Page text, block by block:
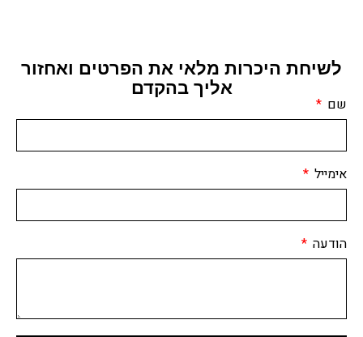
לשיחת היכרות מלאי את הפרטים ואחזור
אליך בהקדם
שם
אימייל
הודעה